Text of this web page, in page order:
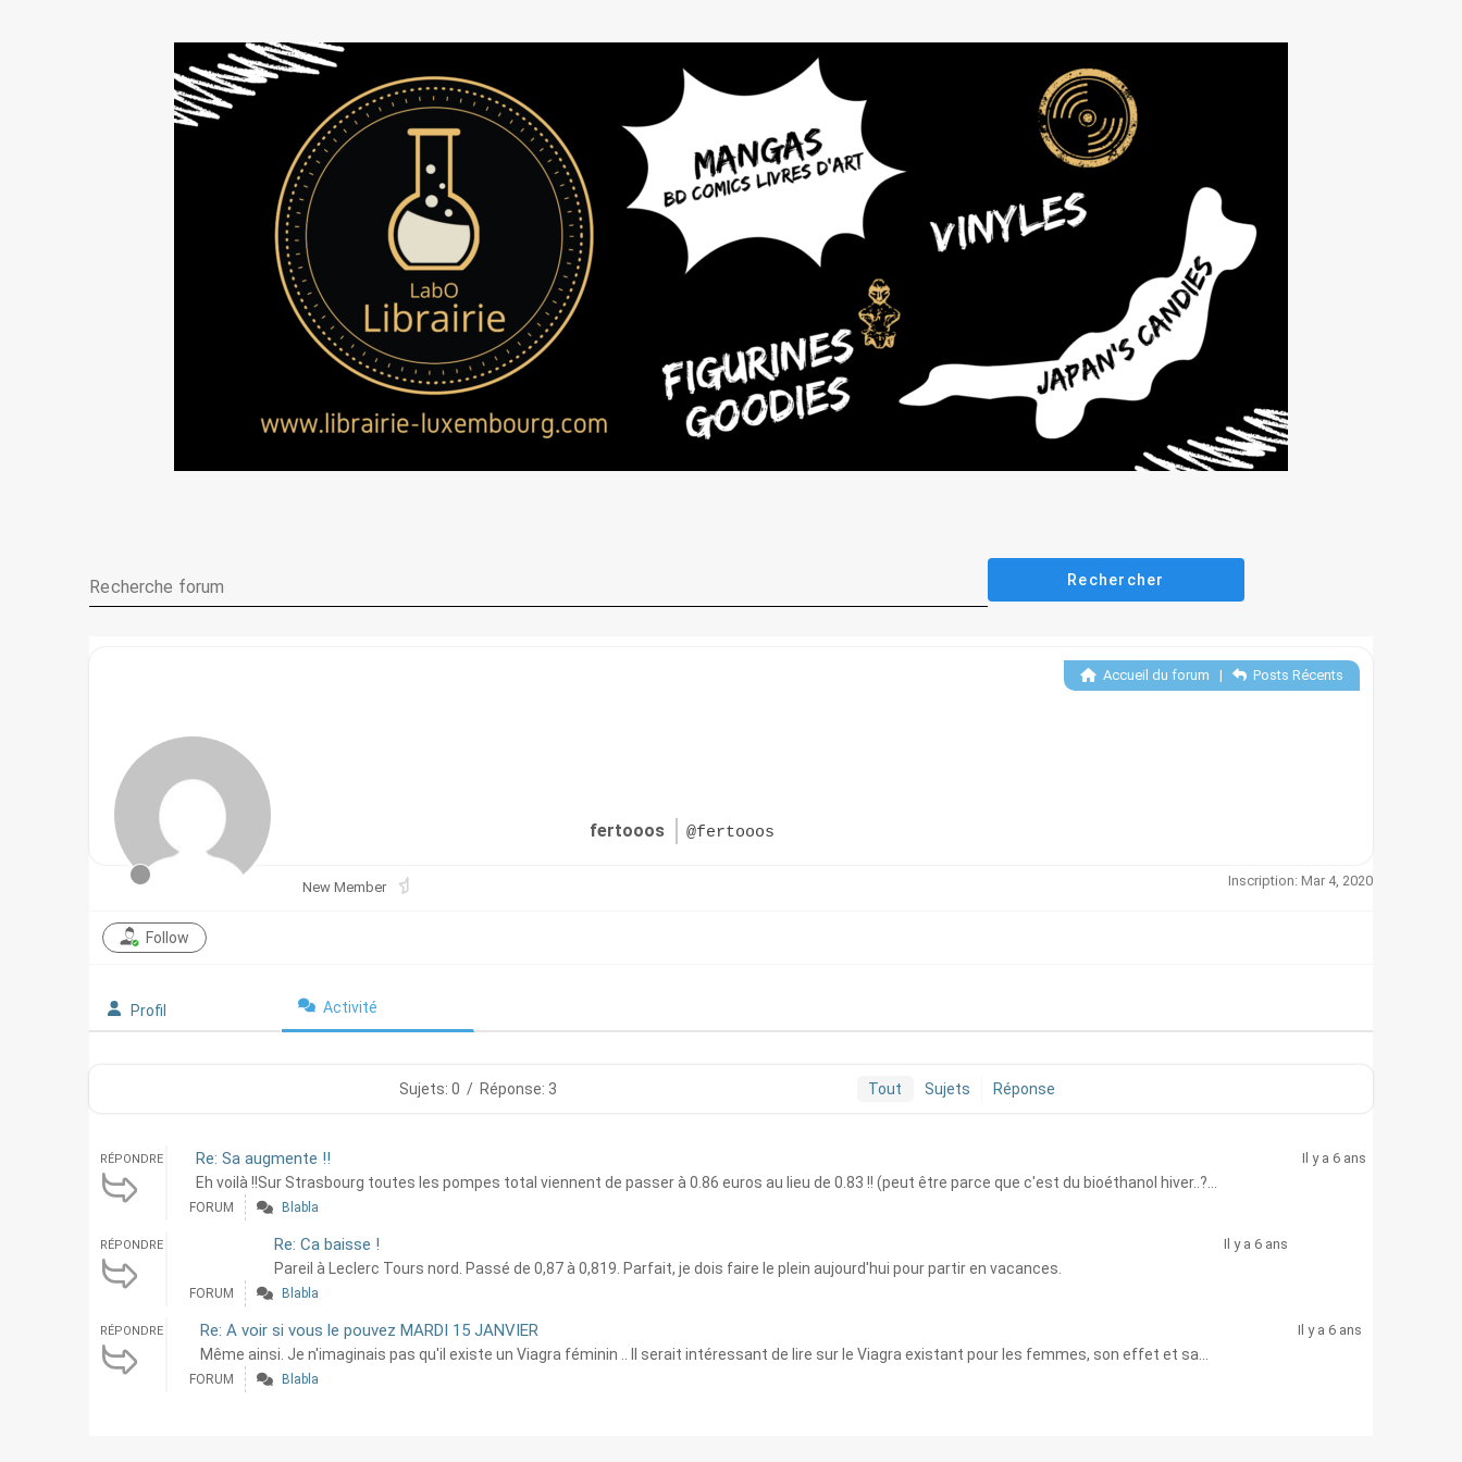
fertooos @fertooos
Accueil du forum | Posts Récents
New Member Inscription: Mar 4, 2020
Follow
Profil Activité
Sujets: 0 / Réponse: 3 Tout Sujets Réponse
RÉPONDRE Re: Sa augmente !!
Eh voilà !!Sur Strasbourg toutes les pompes total viennent de passer à 0.86 euros au lieu de 0.83 !! (peut être parce que c'est du bioéthanol hiver..?...
Il y a 6 ans
FORUM Blabla
RÉPONDRE Re: Ca baisse !
Pareil à Leclerc Tours nord. Passé de 0,87 à 0,819. Parfait, je dois faire le plein aujourd'hui pour partir en vacances.
Il y a 6 ans
FORUM Blabla
RÉPONDRE Re: A voir si vous le pouvez MARDI 15 JANVIER
Même ainsi. Je n'imaginais pas qu'il existe un Viagra féminin .. Il serait intéressant de lire sur le Viagra existant pour les femmes, son effet et sa...
Il y a 6 ans
FORUM Blabla